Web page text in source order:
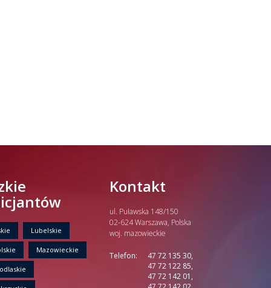
Lubelskie
Mazowieckie
Kontakt
ul. Puławska 148/150
02-624 Warszawa, Polska
woj. mazowieckie
Telefon:
47 72 135 30,
47 72 122 85,
47 72 142 01,